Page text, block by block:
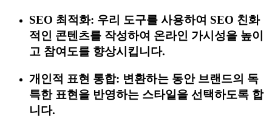
SEO 최적화: 우리 도구를 사용하여 SEO 친화
적인 콘텐츠를 작성하여 온라인 가시성을 높이
고 참여도를 향상시킵니다.
개인적 표현 통합: 변환하는 동안 브랜드의 독
특한 표현을 반영하는 스타일을 선택하도록 합
니다.